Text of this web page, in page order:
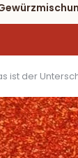
ist der